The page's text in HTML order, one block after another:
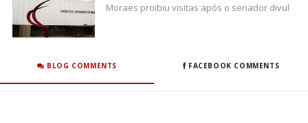
Moraes proibiu visitas após o senador divul
BLOG COMMENTS FACEBOOK COMMENTS